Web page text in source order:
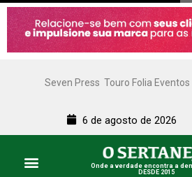
Seven Press Touro Folia Eventos
6 de agosto de 2026
Onde a verdade encontra a
DESDE 2015